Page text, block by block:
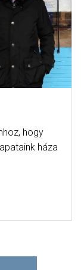
hogy
háza